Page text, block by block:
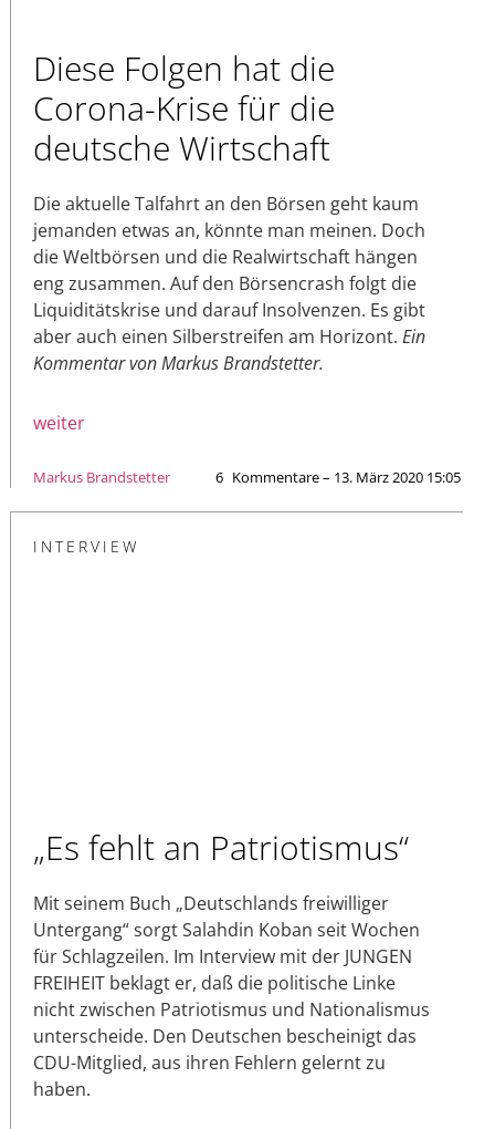
Diese Folgen hat die
Corona-Krise für die
deutsche Wirtschaft
Die aktuelle Talfahrt an den Börsen geht kaum
jemanden etwas an, könnte man meinen. Doch
die Weltbörsen und die Realwirtschaft hängen
eng zusammen. Auf den Börsencrash folgt die
Liquiditätskrise und darauf Insolvenzen. Es gibt
aber auch einen Silberstreifen am Horizont. Ein
Kommentar von Markus Brandstetter.
weiter
Markus Brandstetter 6 Kommentare – 13. März 2020 15:05
INTERVIEW
„Es fehlt an Patriotismus“
Mit seinem Buch „Deutschlands freiwilliger
Untergang“ sorgt Salahdin Koban seit Wochen
für Schlagzeilen. Im Interview mit der JUNGEN
FREIHEIT beklagt er, daß die politische Linke
nicht zwischen Patriotismus und Nationalismus
unterscheide. Den Deutschen bescheinigt das
CDU-Mitglied, aus ihren Fehlern gelernt zu
haben.